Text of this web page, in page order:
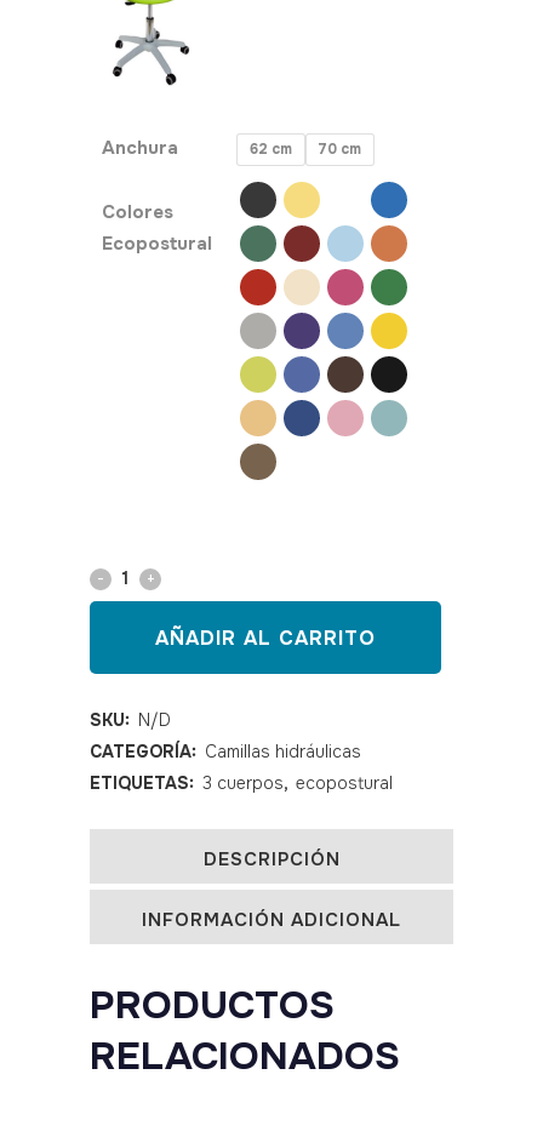
Anchura 62 cm 70 cm
Colores
Ecopostural
Camilla
hidráulica
ECOPOSTURAL
C3725
quantity
AÑADIR AL CARRITO
SKU: N/D
CATEGORÍA: Camillas hidráulicas
ETIQUETAS: 3 cuerpos, ecopostural
DESCRIPCIÓN
INFORMACIÓN ADICIONAL
PRODUCTOS
RELACIONADOS